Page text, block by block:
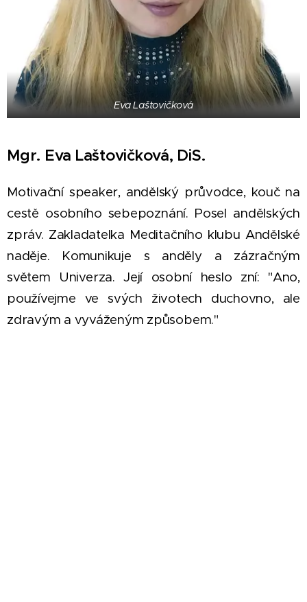
Eva Laštovičková
Mgr. Eva Laštovičková, DiS.
Motivační speaker, andělský průvodce, kouč na
cestě osobního sebepoznání. Posel andělských
zpráv. Zakladatelka Meditačního klubu Andělské
naděje. Komunikuje s anděly a zázračným
světem Univerza. Její osobní heslo zní: "Ano,
používejme ve svých životech duchovno, ale
zdravým a vyváženým způsobem."